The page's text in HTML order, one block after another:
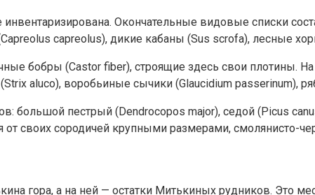
Окончательные видовые списки
capreolus), дикие кабаны (Sus scrofa), лесные
бобры (Castor fiber), строящие здесь свои плотины.
aluco), воробьиные сычики (Glaucidium passerinum),
большой пестрый (Dendrocopos major), седой (Picus
от своих сородичей крупными размерами, смолянисто-
гора, а на ней — остатки Митькиных рудников. Это